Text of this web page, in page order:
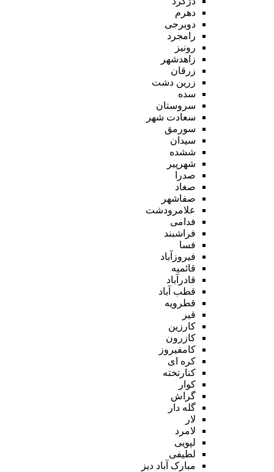
دهرم
دوبرجی
رامجرد
رونیز
زاهدشهر
زرقان
زرین دشت
سده
سروستان
سعادت شهر
سورمق
سیدان
ششده
شهرپیر
صدرا
صغاد
صفاشهر
علامرودشت
فدامی
فراشبند
فسا
فیروزآباد
قائمیه
قادرآباد
قطب آباد
قطرویه
قیر
کارزین
کازرون
کامفیروز
کره ای
کنارتخته
کوار
گراش
گله دار
لار
لامرد
لپویی
لطیفی
مبارک آباد دیز